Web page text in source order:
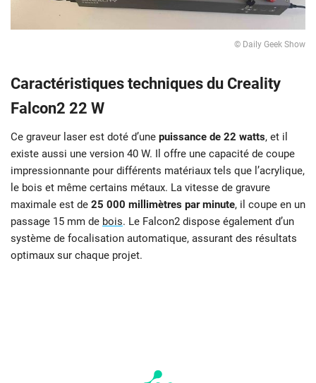
© Daily Geek Show
Caractéristiques techniques du Creality
Falcon2 22 W
Ce graveur laser est doté d’une puissance de 22 watts, et il
existe aussi une version 40 W. Il offre une capacité de coupe
impressionnante pour différents matériaux tels que l’acrylique,
le bois et même certains métaux. La vitesse de gravure
maximale est de 25 000 millimètres par minute, il coupe en un
passage 15 mm de bois. Le Falcon2 dispose également d’un
système de focalisation automatique, assurant des résultats
optimaux sur chaque projet.